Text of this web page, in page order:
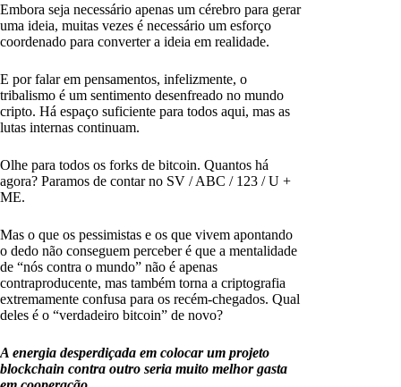
Embora seja necessário apenas um cérebro para gerar
uma ideia, muitas vezes é necessário um esforço
coordenado para converter a ideia em realidade.
E por falar em pensamentos, infelizmente, o
tribalismo é um sentimento desenfreado no mundo
cripto. Há espaço suficiente para todos aqui, mas as
lutas internas continuam.
Olhe para todos os forks de bitcoin. Quantos há
agora? Paramos de contar no SV / ABC / 123 / U +
ME.
Mas o que os pessimistas e os que vivem apontando
o dedo não conseguem perceber é que a mentalidade
de “nós contra o mundo” não é apenas
contraproducente, mas também torna a criptografia
extremamente confusa para os recém-chegados. Qual
deles é o “verdadeiro bitcoin” de novo?
A energia desperdiçada em colocar um projeto
blockchain contra outro seria muito melhor gasta